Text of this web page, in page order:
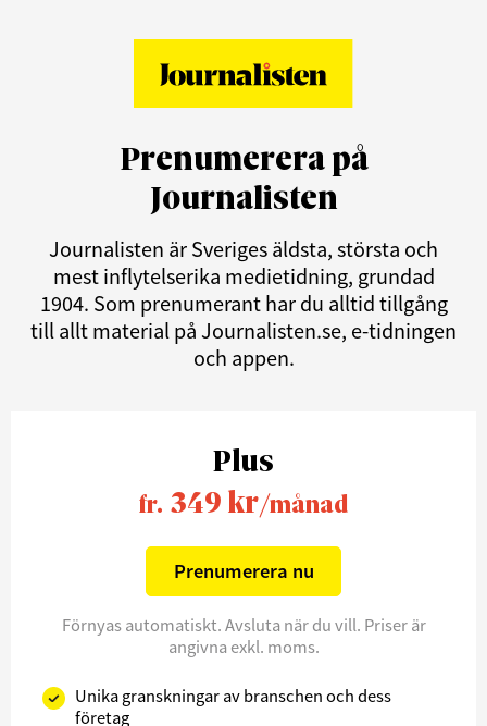
Prenumerera på
Journalisten
Journalisten är Sveriges äldsta, största och
mest inflytelserika medietidning, grundad
1904. Som prenumerant har du alltid tillgång
till allt material på Journalisten.se, e-tidningen
och appen.
Plus
fr. 349 kr/månad
Prenumerera nu
Förnyas automatiskt. Avsluta när du vill. Priser är
angivna exkl. moms.
Unika granskningar av branschen och dess
företag